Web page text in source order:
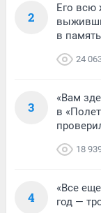
2
Его всю
в
24
3
«Вам
в
18
4
«Все
год —